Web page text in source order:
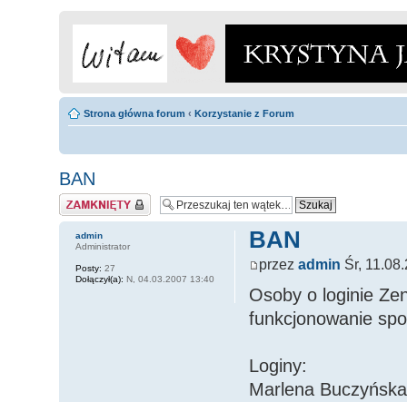
Strona główna forum ‹ Korzystanie z Forum
BAN
Zamknięty
BAN
przezadmin Śr,
Osoby o loginie
funkcjonowanie
Loginy:
Marlena
admin
Administrator
Posty: 27
Dołączył(a): N, 04.03.2007 13:40